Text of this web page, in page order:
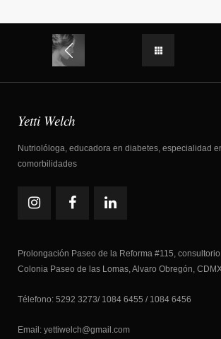
Yetti Welch
Nutriolóloga, educadora en diabetes, especialidad
comorbilidades
Prolongación Paseo de la Reforma #115,
Colonia Paseo de las Lomas, Alvaro Obregón,
Télefono: 5292 3273/ 1084 6455 / 1084 6456
Email: yettiwelch@gmail.com